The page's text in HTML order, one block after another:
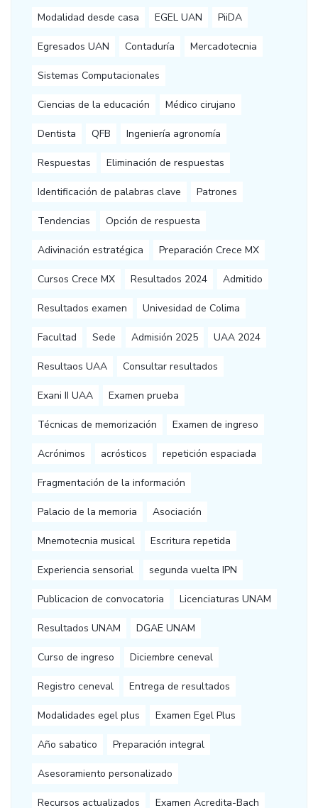
Modalidad desde casa EGEL UAN PiiDA
Egresados UAN Contaduría Mercadotecnia
Sistemas Computacionales
Ciencias de la educación Médico cirujano
Dentista QFB Ingeniería agronomía
Respuestas Eliminación de respuestas
Identificación de palabras clave Patrones
Tendencias Opción de respuesta
Adivinación estratégica Preparación Crece MX
Cursos Crece MX Resultados 2024 Admitido
Resultados examen Univesidad de Colima
Facultad Sede Admisión 2025 UAA 2024
Resultaos UAA Consultar resultados
Exani II UAA Examen prueba
Técnicas de memorización Examen de ingreso
Acrónimos acrósticos repetición espaciada
Fragmentación de la información
Palacio de la memoria Asociación
Mnemotecnia musical Escritura repetida
Experiencia sensorial segunda vuelta IPN
Publicacion de convocatoria Licenciaturas UNAM
Resultados UNAM DGAE UNAM
Curso de ingreso Diciembre ceneval
Registro ceneval Entrega de resultados
Modalidades egel plus Examen Egel Plus
Año sabatico Preparación integral
Asesoramiento personalizado
Recursos actualizados Examen Acredita-Bach